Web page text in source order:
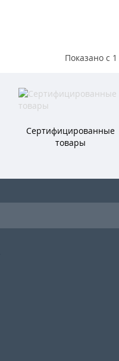
Показано с
Сертифицированные
товары